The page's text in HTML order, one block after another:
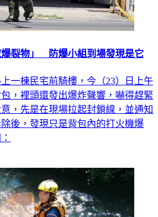
爆裂物」 防爆小組到場發現是它
一棟民宅前騎樓，今（23）日上午
，裡頭還發出爆炸聲響，嚇得趕緊
，先是在現場拉起封鎖線，並通知
後，發現只是背包內的打火機爆